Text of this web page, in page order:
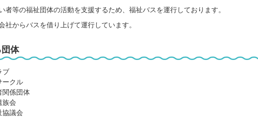
者等の福祉団体の活動を支援するため、福祉バスを運行しております。
社からバスを借り上げて運行しています。
体
ブ
ークル
関係団体
族会
協議会